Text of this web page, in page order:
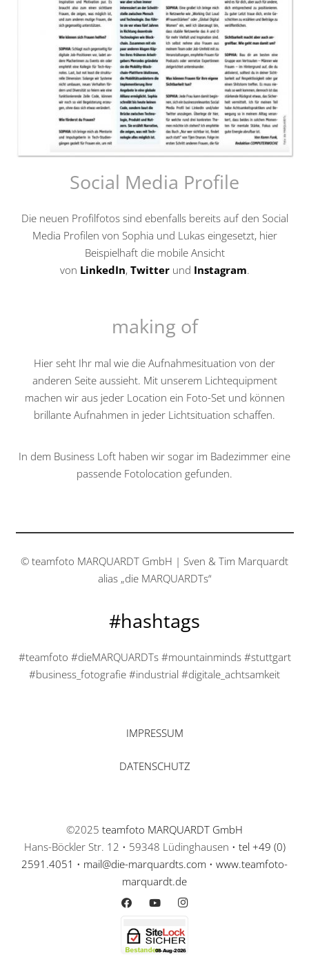
Social Media Profile
Die neuen Profilfotos sind ebenfalls bereits auf den Social
Media Profilen von Sophia und Lukas eingesetzt, hier
Beispielhaft die mobile Ansicht
von LinkedIn, Twitterund Instagram.
making of
Hier seht Ihr mal wie die Aufnahmesituation von der
anderen Seite aussieht. Mit unserem Lichtequipment
machen wir aus jeder Location ein Foto-Set und können
brillante Aufnahmen in jeder Lichtsituation schaffen.
In dem Business Loft haben wir sogar im Badezimmer eine
passende Fotolocation gefunden.
© teamfoto MARQUARDT GmbH | Sven & Tim Marquardt
alias „die MARQUARDTs“
#hashtags
#teamfoto #dieMARQUARDTs #mountainminds #stuttgart
#business_fotografie #industrial #digitale_achtsamkeit
IMPRESSUM
DATENSCHUTZ
©2025 teamfoto MARQUARDT GmbH
Hans-Böckler Str. 12 • 59348 Lüdinghausen • tel +49 (0)
2591.4051 • mail@die-marquardts.com • www.teamfoto-
marquardt.de